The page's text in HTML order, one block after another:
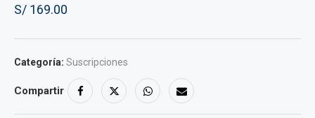
S/ 169.00
Categoría: Suscripciones
Compartir